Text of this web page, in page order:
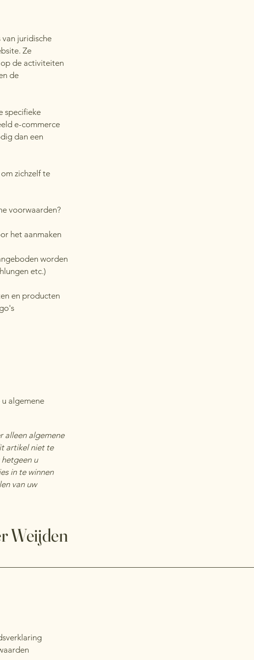
juridische
Ze
de activiteiten
de
specifieke
e-commerce
dan een
zichzelf te
voorwaarden?
het aanmaken
worden
etc.)
en producten
algemene
alleen algemene
artikel niet te
u
in te winnen
van uw
Weijden